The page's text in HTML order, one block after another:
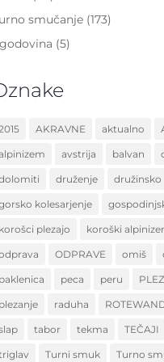
smučanje (173)
(5)
AKRAVNE aktualno
avstrija balvan
druženje družinsko
kolesarjenje
plezajo koroški
ODPRAVE omiš
peca peru
raduha
tabor tekma TEČAJI
Turni smuk Turno